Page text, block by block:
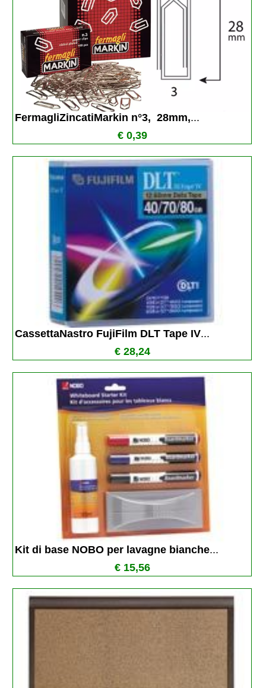
FermagliZincatiMarkin n°3,  28mm,...
€ 0,39
CassettaNastro FujiFilm DLT Tape IV...
€ 28,24
Kit di base NOBO per lavagne bianche...
€ 15,56